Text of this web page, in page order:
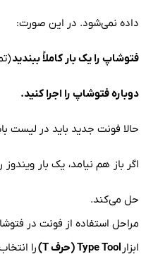
داده نمی‌شود. در این صورت:
فتوشاپ را یک بار کاملاً ببندید
دوباره فتوشاپ را اجرا کنید.
حالا فونت جدید باید در لیست
حل می‌کند.
مراحل استفاده از فونت در
ابزار Type Tool (حرف T) را